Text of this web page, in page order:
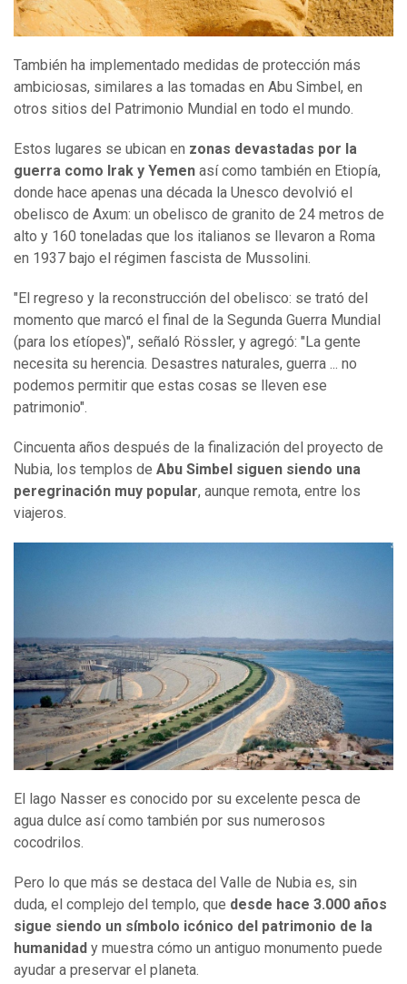
También ha implementado medidas de protección más
ambiciosas, similares a las tomadas en Abu Simbel, en
otros sitios del Patrimonio Mundial en todo el mundo.
Estos lugares se ubican en zonas devastadas por la
guerra como Irak y Yemen así como también en Etiopía,
donde hace apenas una década la Unesco devolvió el
obelisco de Axum: un obelisco de granito de 24 metros de
alto y 160 toneladas que los italianos se llevaron a Roma
en 1937 bajo el régimen fascista de Mussolini.
"El regreso y la reconstrucción del obelisco: se trató del
momento que marcó el final de la Segunda Guerra Mundial
(para los etíopes)", señaló Rössler, y agregó: "La gente
necesita su herencia. Desastres naturales, guerra ... no
podemos permitir que estas cosas se lleven ese
patrimonio".
Cincuenta años después de la finalización del proyecto de
Nubia, los templos de Abu Simbel siguen siendo una
peregrinación muy popular, aunque remota, entre los
viajeros.
El lago Nasser es conocido por su excelente pesca de
agua dulce así como también por sus numerosos
cocodrilos.
Pero lo que más se destaca del Valle de Nubia es, sin
duda, el complejo del templo, que desde hace 3.000 años
sigue siendo un símbolo icónico del patrimonio de la
humanidad y muestra cómo un antiguo monumento puede
ayudar a preservar el planeta.